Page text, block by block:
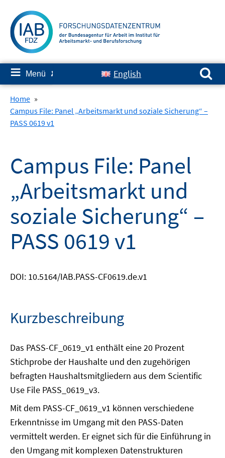
zum
Inhalt
≡ Menü ✘ English
Suchen nach:
Home »
Campus File: Panel „Arbeitsmarkt und soziale Sicherung“ –
PASS 0619 v1
Campus File: Panel
„Arbeitsmarkt und
soziale Sicherung“ –
PASS 0619 v1
DOI: 10.5164/IAB.PASS-CF0619.de.v1
Kurzbeschreibung
Das PASS-CF_0619_v1 enthält eine 20 Prozent
Stichprobe der Haushalte und den zugehörigen
befragten Haushaltsmitgliedern aus dem Scientific
Use File PASS_0619_v3.
Mit dem PASS-CF_0619_v1 können verschiedene
Erkenntnisse im Umgang mit den PASS-Daten
vermittelt werden. Er eignet sich für die Einführung in
den Umgang mit komplexen Datenstrukturen